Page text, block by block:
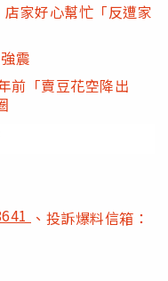
家好心幫忙「反遭家
震
前「賣豆花空降出
、投訴爆料信箱：